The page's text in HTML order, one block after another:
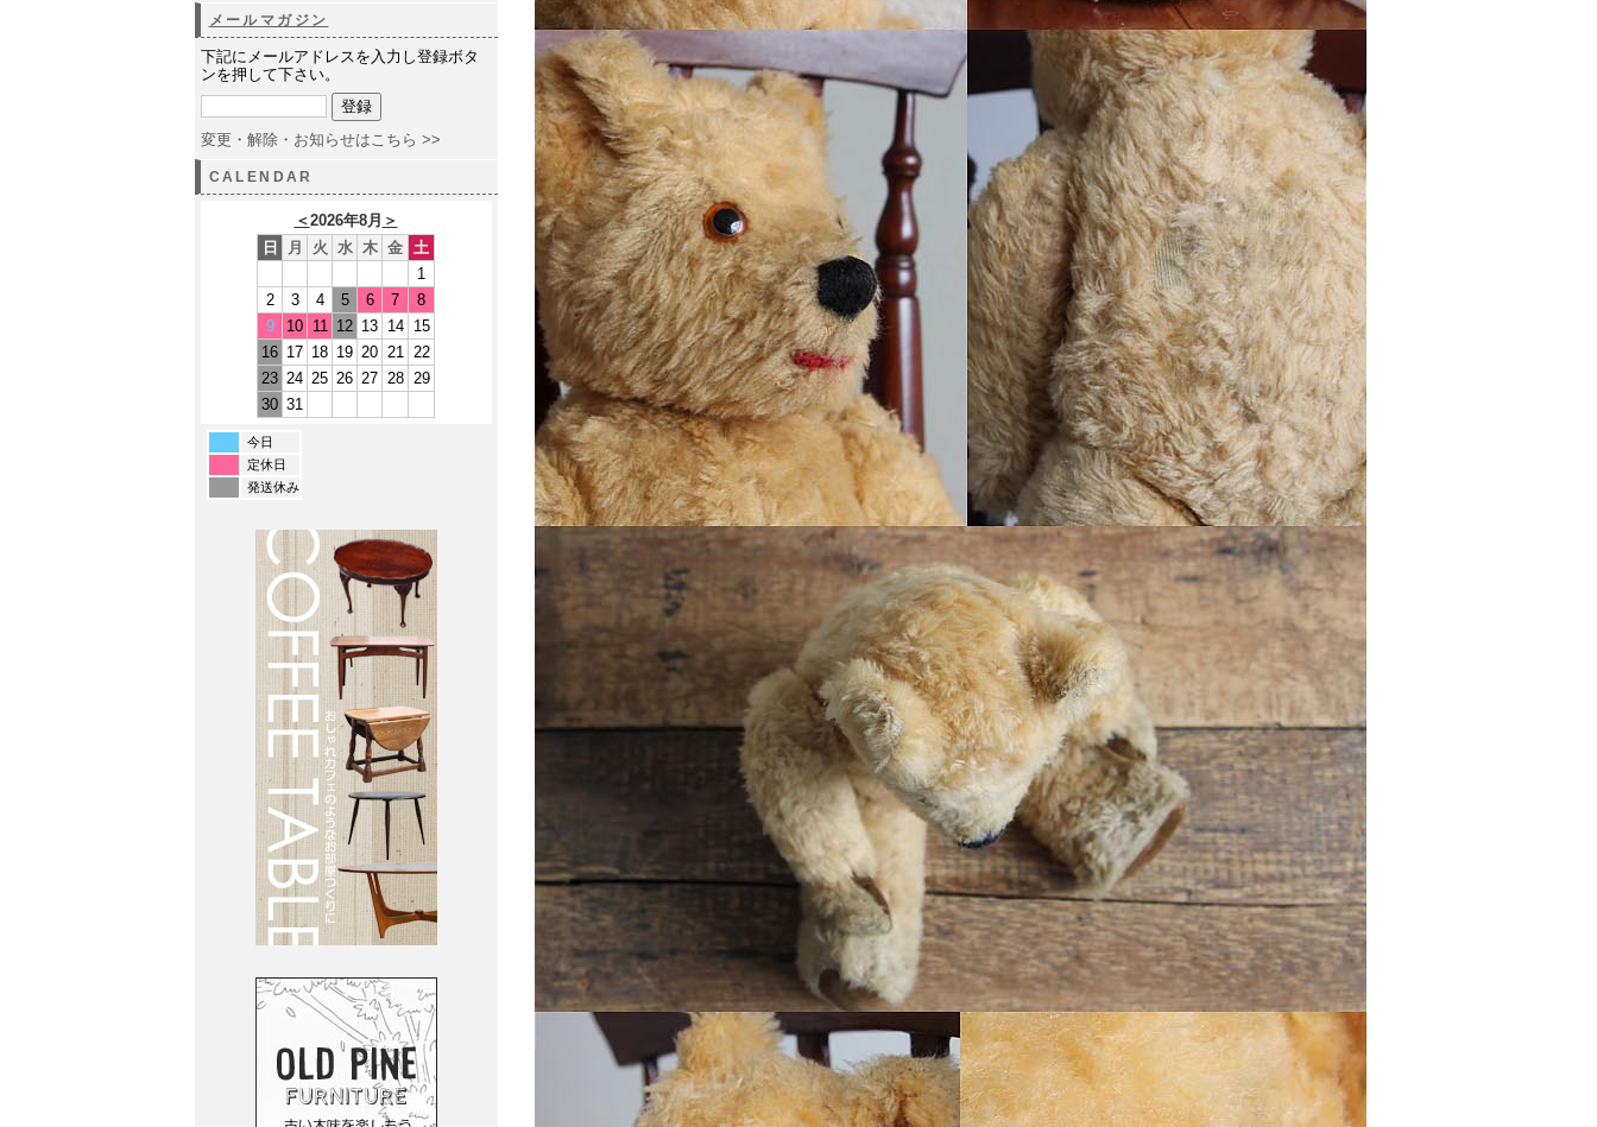
メールマガジン
下記にメールアドレスを入力し登録ボタ
ンを押して下さい。
変更・解除・お知らせはこちら >>
CALENDAR
＜2026年8月 ＞
日
月 火 水 木 金 土
1
2
3 4 5 6 7
8
9
10 11 12 13 14
15
16 17 18 19 20 21 22
23 24 25 26 27 28 29
30 31
今日
定休日
発送休み